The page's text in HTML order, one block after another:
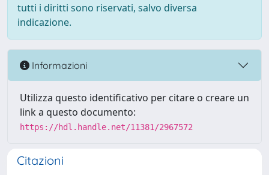
tutti i diritti sono riservati, salvo diversa
indicazione.
Informazioni
Utilizza questo identificativo per citare o creare un
link a questo documento:
https://hdl.handle.net/11381/2967572
Citazioni